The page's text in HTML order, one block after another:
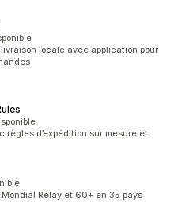
locale avec application pour
règles d’expédition sur mesure et
Relay et 60+ en 35 pays